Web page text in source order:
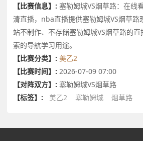
【比赛信息】: 塞勒姆城VS烟草路：在线
清直播，nba直播提供塞勒姆城VS烟草路
站不制作、不存储塞勒姆城VS烟草路的
索的导航学习用途。
【比赛分类】: 美乙2
【比赛时间】: 2026-07-09 07:00
【对阵双方】: 塞勒姆城VS烟草路
【标签】:
美乙2 塞勒姆城 烟草路